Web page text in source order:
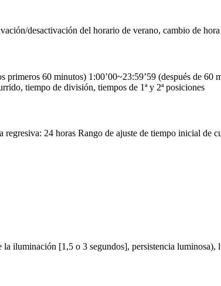
desactivación del horario de verano, cambio de
60 minutos) 1:00’00~23:59’59 (después de
tiempo de división, tiempos de 1ª y 2ª posiciones
24 horas Rango de ajuste de tiempo inicial de
iluminación [1,5 o 3 segundos], persistencia